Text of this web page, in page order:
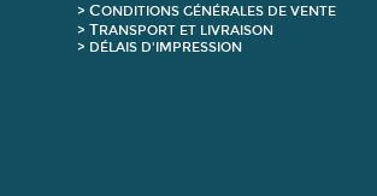
> CONDITIONS GÉNÉRALES DE VENTE
> TRANSPORT ET LIVRAISON
> DÉLAIS D'IMPRESSION